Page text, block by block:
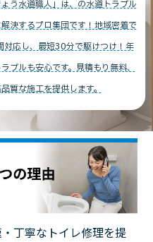
う水道職人」は、の水道トラブル
決するプロ集団です！地域密着で
応し、最短30分で駆けつけ！年
ブルも安心です。見積もり無料、
質な施工を提供します。
丁寧なトイレ修理を提